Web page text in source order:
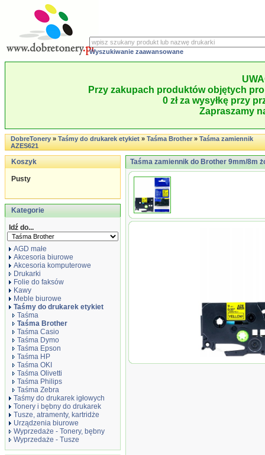
Wyszukiwanie zaawansowane
Przy zakupach produktów objętych
0 zł za wysyłkę przy
Zapraszamy
DobreTonery»Taśmy do drukarek etykiet»Taśma Brother»Taśma zamiennik
AZES621
Koszyk
Pusty
Kategorie
Idź do...
AGD małe
Akcesoria biurowe
Akcesoria komputerowe
Drukarki
Folie do faksów
Kawy
Meble biurowe
Taśmy do drukarek etykiet
Taśma
Taśma Brother
Taśma Casio
Taśma Dymo
Taśma Epson
Taśma HP
Taśma OKI
Taśma Olivetti
Taśma Philips
Taśma Zebra
Taśmy do drukarek igłowych
Tonery i bębny do drukarek
Tusze, atramenty, kartridże
Urządzenia biurowe
Wyprzedaże - Tonery, bębny
Wyprzedaże - Tusze
Taśma zamiennik do Brother 9mm/8m
Taśma zamiennik